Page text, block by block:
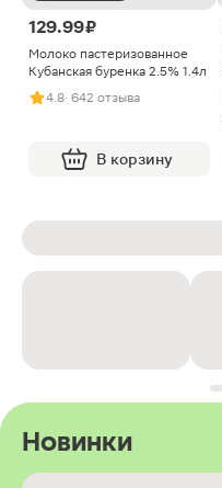
129.99 ₽
Молоко пастеризованное
Кубанская буренка 2.5% 1.4л
4.8· 642 отзыва
В корзину
Новинки